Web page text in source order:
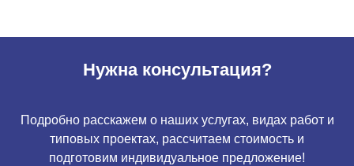
Нужна консультация?
Подробно расскажем о наших услугах, видах работ и
типовых проектах, рассчитаем стоимость и
подготовим индивидуальное предложение!